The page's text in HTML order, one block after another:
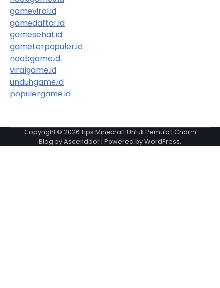
gameviral.id
gamedaftar.id
gamesehat.id
gameterpopuler.id
noobgame.id
viralgame.id
unduhgame.id
populergame.id
Copyright © 2026 Tips Minecraft Untuk Pemula | Charm
Blog byAscendoor| Powered byWordPress.